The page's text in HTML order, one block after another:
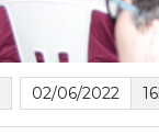
02/06/2022